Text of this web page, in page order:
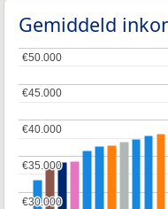
Gemiddeld
€30.000
€30.000
€35.000
€35.000
€40.000
€40.000
€45.000
€45.000
€50.000
€50.000